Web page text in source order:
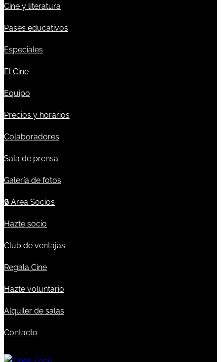
Cine y literatura
Pases educativos
Especiales
El Cine
Equipo
Precios y horarios
Colaboradores
Sala de prensa
Galería de fotos
🔒 Área Socios
Hazte socio
Club de ventajas
Regala Cine
Hazte voluntario
Alquiler de salas
Contacto